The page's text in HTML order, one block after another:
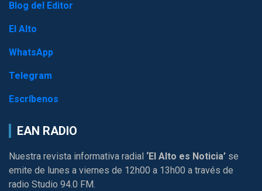
Blog del Editor
El Alto
WhatsApp
Telegram
Escríbenos
EAN RADIO
Nuestra revista informativa radial ‘El Alto es Noticia’ se
emite de lunes a viernes de 12h00 a 13h00 a través de
radio Studio 94.0 FM.